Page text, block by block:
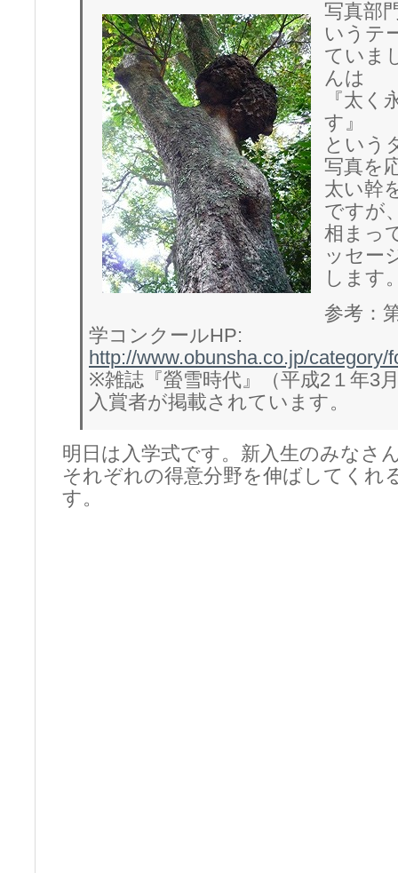
写真部
いうテ
ていま
んは
『太く
す』
という
写真を
太い幹
ですが
相まっ
ッセー
します
参考：
学コンクールHP:
http://www.obunsha.co.jp/
※雑誌『螢雪時代』（平成2１年3
入賞者が掲載されています。
明日は入学式です。新入生のみなさ
それぞれの得意分野を伸ばしてくれ
す。